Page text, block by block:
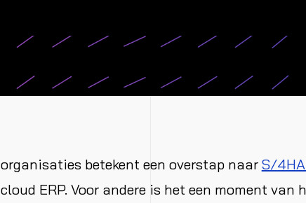
betekent een overstap naarS/
ERP. Voor andere is het een moment van